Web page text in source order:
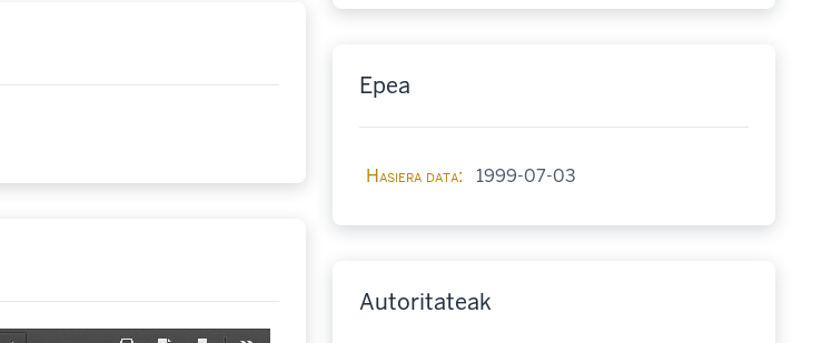
Epea
Hasiera data 1999-07-03
Autoritateak